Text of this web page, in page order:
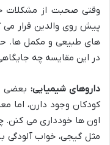
وقتی صحبت از مشکلات
پیش روی والدین قرار می
های طبیعی و مکمل ها.
در این مقایسه چه
داروهای شیمیایی: بعضی
کودکان وجود دارن، اما
اون ها خودداری می کنن.
مثل گیجی، خواب آلودگی